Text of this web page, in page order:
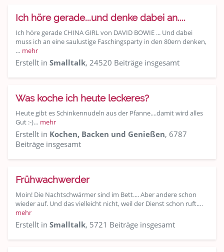
Gewicht reduzieren
Archiv
Ich höre gerade...und denke dabei an....
Ich höre gerade CHINA GIRL von DAVID BOWIE ... Und dabei
muss ich an eine saulustige Faschingsparty in den 80ern denken,
… mehr
Erstellt in Smalltalk, 24520 Beiträge insgesamt
Was koche ich heute leckeres?
Heute gibt es Schinkennudeln aus der Pfanne....damit wird alles
Gut :-)… mehr
Erstellt in Kochen, Backen und Genießen, 6787
Beiträge insgesamt
Frühwachwerder
Moin! Die Nachtschwärmer sind im Bett.... Aber andere schon
wieder auf. Und das vielleicht nicht, weil der Dienst schon ruft.…
mehr
Erstellt in Smalltalk, 5721 Beiträge insgesamt